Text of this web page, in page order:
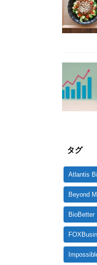
タグ
Atlantis
Beyond
BioBetter